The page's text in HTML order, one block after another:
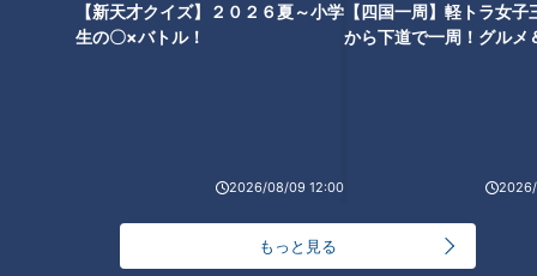
【新天才クイズ】２０２６夏～小学
生の〇×バトル！
2026/08/09 12:00
【四国一周】軽トラ女子
から下道で一周！グルメ
もっと見る
キュウ 生放送後トーク！新ギ
生放送後！キュウ 受け継がれる